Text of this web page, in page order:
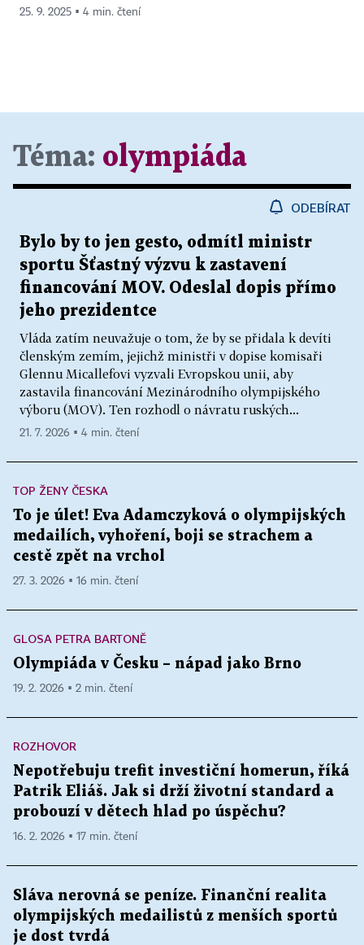
25. 9. 2025 ▪ 4 min. čtení
Téma: olympiáda
ODEBÍRAT
Bylo by to jen gesto, odmítl ministr
sportu Šťastný výzvu k zastavení
financování MOV. Odeslal dopis přímo
jeho prezidentce
Vláda zatím neuvažuje o tom, že by se přidala k devíti
členským zemím, jejichž ministři v dopise komisaři
Glennu Micallefovi vyzvali Evropskou unii, aby
zastavila financování Mezinárodního olympijského
výboru (MOV). Ten rozhodl o návratu ruských...
21. 7. 2026 ▪ 4 min. čtení
TOP ŽENY ČESKA
To je úlet! Eva Adamczyková o olympijských
medailích, vyhoření, boji se strachem a
cestě zpět na vrchol
27. 3. 2026 ▪ 16 min. čtení
GLOSA PETRA BARTONĚ
Olympiáda v Česku – nápad jako Brno
19. 2. 2026 ▪ 2 min. čtení
ROZHOVOR
Nepotřebuju trefit investiční homerun, říká
Patrik Eliáš. Jak si drží životní standard a
probouzí v dětech hlad po úspěchu?
16. 2. 2026 ▪ 17 min. čtení
Sláva nerovná se peníze. Finanční realita
olympijských medailistů z menších sportů
je dost tvrdá